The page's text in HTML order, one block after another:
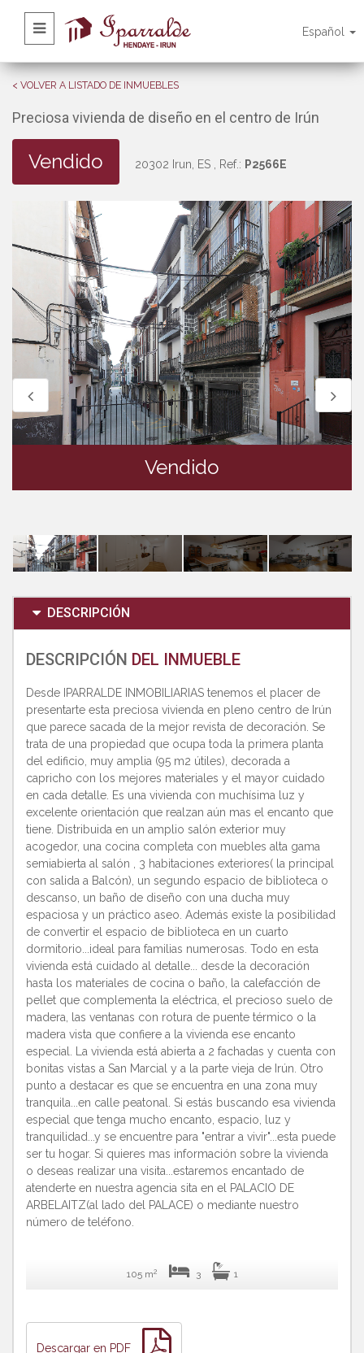
Español
< VOLVER A LISTADO DE INMUEBLES
Preciosa vivienda de diseño en el centro de Irún
Vendido 20302 Irun, ES , Ref.: P2566E
Vendido
DESCRIPCIÓN
DESCRIPCIÓN DEL INMUEBLE
Desde IPARRALDE INMOBILIARIAS tenemos el placer de
presentarte esta preciosa vivienda en pleno centro de Irún
que parece sacada de la mejor revista de decoración. Se
trata de una propiedad que ocupa toda la primera planta
del edificio, muy amplia (95 m2 útiles), decorada a
capricho con los mejores materiales y el mayor cuidado
en cada detalle. Es una vivienda con muchísima luz y
excelente orientación que realzan aún mas el encanto que
tiene. Distribuida en un amplio salón exterior muy
acogedor, una cocina completa con muebles alta gama
semiabierta al salón , 3 habitaciones exteriores( la principal
con salida a Balcón), un segundo espacio de biblioteca o
descanso, un baño de diseño con una ducha muy
espaciosa y un práctico aseo. Además existe la posibilidad
de convertir el espacio de biblioteca en un cuarto
dormitorio...ideal para familias numerosas. Todo en esta
vivienda está cuidado al detalle... desde la decoración
hasta los materiales de cocina o baño, la calefacción de
pellet que complementa la eléctrica, el precioso suelo de
madera, las ventanas con rotura de puente térmico o la
madera vista que confiere a la vivienda ese encanto
especial. La vivienda está abierta a 2 fachadas y cuenta con
bonitas vistas a San Marcial y a la parte vieja de Irún. Otro
punto a destacar es que se encuentra en una zona muy
tranquila...en calle peatonal. Si estás buscando esa vivienda
especial que tenga mucho encanto, espacio, luz y
tranquilidad...y se encuentre para "entrar a vivir"...esta puede
ser tu hogar. Si quieres mas información sobre la vivienda
o deseas realizar una visita...estaremos encantado de
atenderte en nuestra agencia sita en el PALACIO DE
ARBELAITZ(al lado del PALACE) o mediante nuestro
número de teléfono.
105 m2 3 1
Descargar en PDF